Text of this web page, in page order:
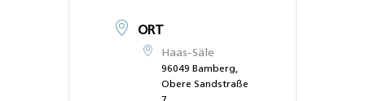
ORT
Haas-Säle
96049 Bamberg,
Obere Sandstraße